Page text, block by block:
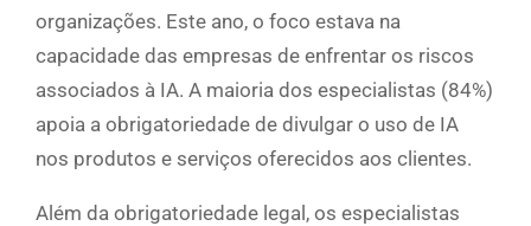
organizações. Este ano, o foco estava na
capacidade das empresas de enfrentar os riscos
associados à IA. A maioria dos especialistas (84%)
apoia a obrigatoriedade de divulgar o uso de IA
nos produtos e serviços oferecidos aos clientes.
Além da obrigatoriedade legal, os especialistas